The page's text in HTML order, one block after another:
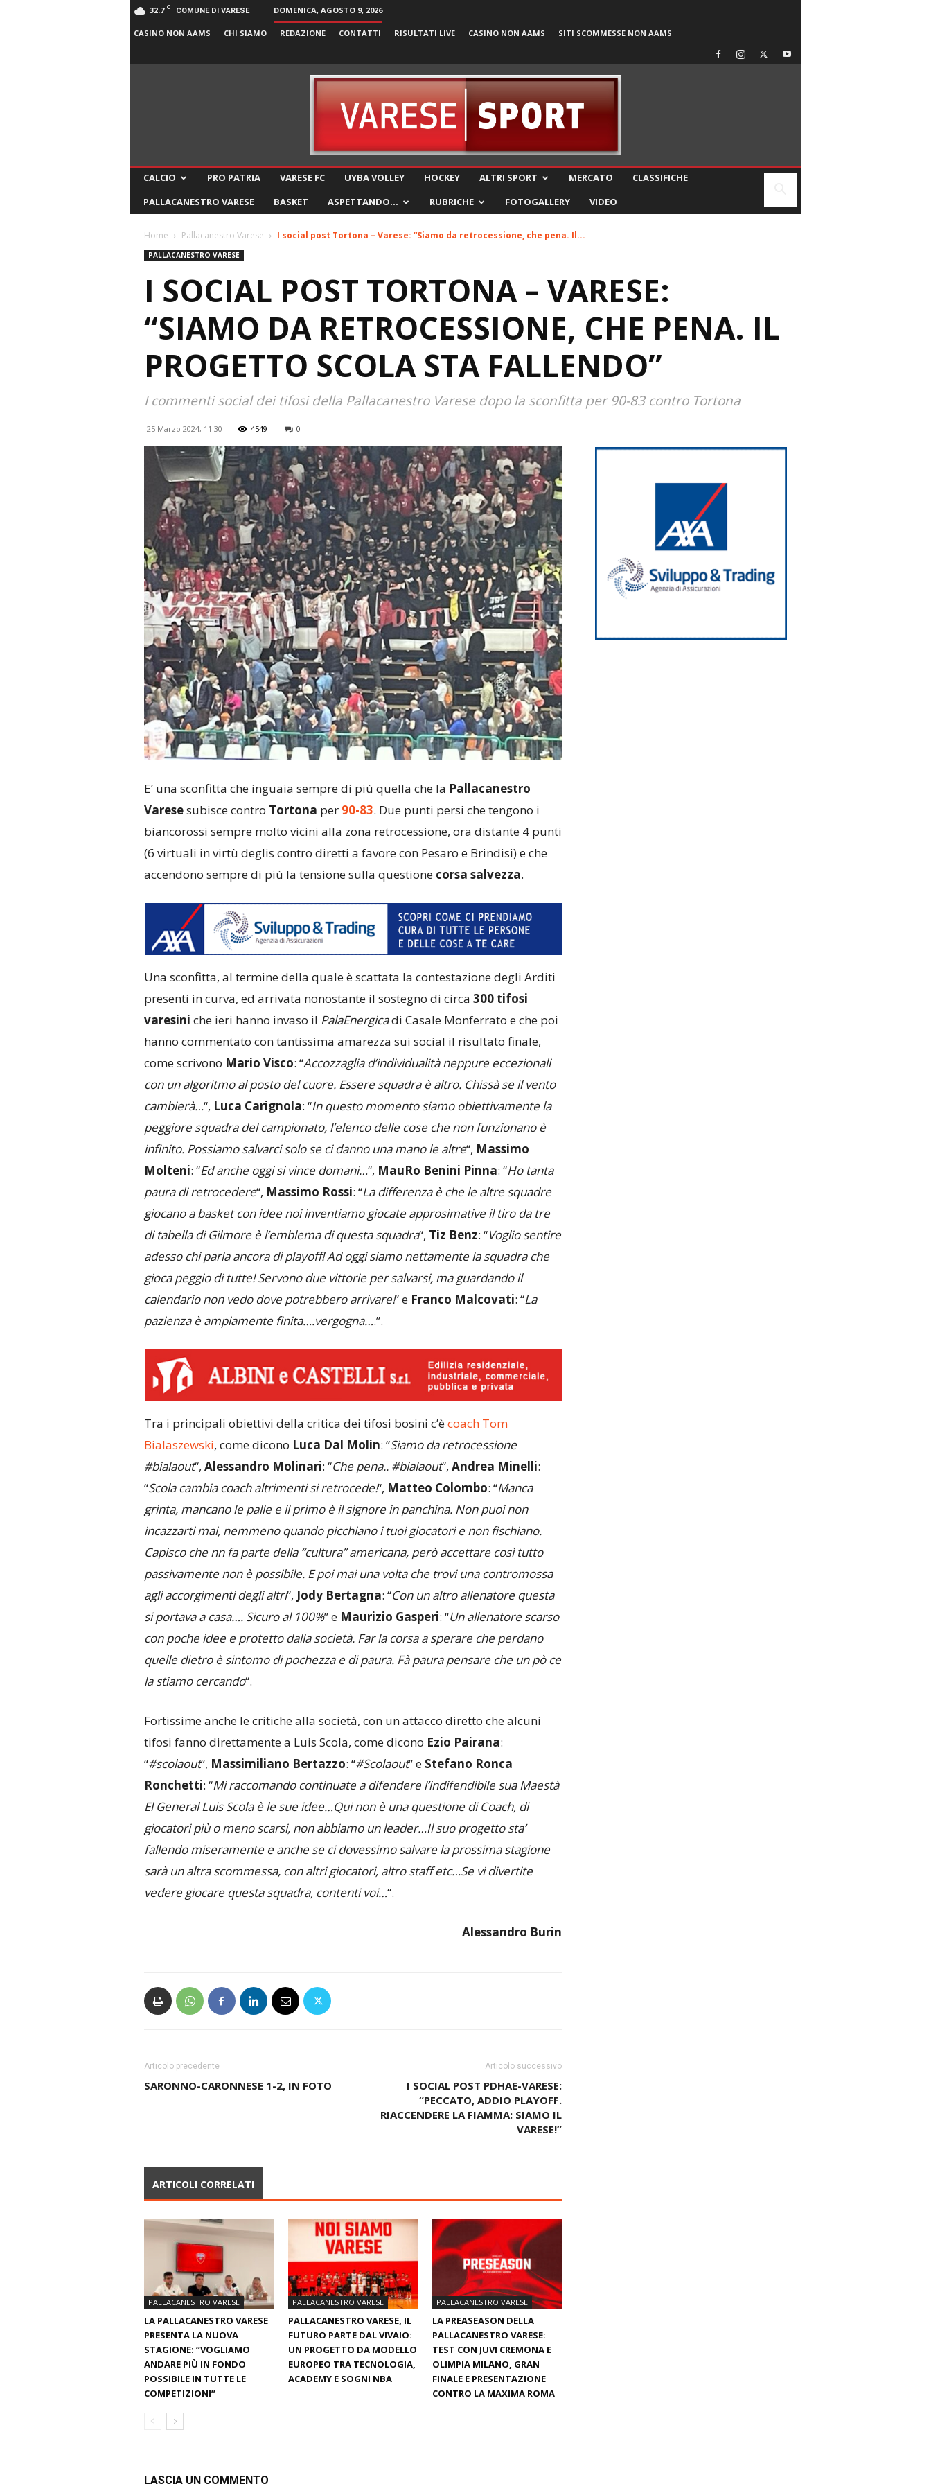
32.7 C COMUNE DI VARESE DOMENICA, AGOSTO 9, 2026
CASINO NON AAMS CHI SIAMO REDAZIONE CONTATTI RISULTATI LIVE CASINO NON AAMS SITI SCOMMESSE NON AAMS
CALCIO PRO PATRIA VARESE FC UYBA VOLLEY HOCKEY ALTRI SPORT MERCATO
CLASSIFICHE
PALLACANESTRO VARESE
BASKET ASPETTANDO… RUBRICHE FOTOGALLERY VIDEO
Home Pallacanestro Varese I social post Tortona – Varese: “Siamo da retrocessione, che pena. Il...
PALLACANESTRO VARESE
I SOCIAL POST TORTONA – VARESE:
“SIAMO DA RETROCESSIONE, CHE PENA. IL
PROGETTO SCOLA STA FALLENDO”
I commenti social dei tifosi della Pallacanestro Varese dopo la sconfitta per 90-83 contro Tortona
25 Marzo 2024, 11:30 4549 0
E’ una sconfitta che inguaia sempre di più quella che la Pallacanestro
Varesesubisce contro Tortona per 90-83. Due punti persi che tengono i
biancorossi sempre molto vicini alla zona retrocessione, ora distante 4 punti
(6 virtuali in virtù deglis contro diretti a favore con Pesaro e Brindisi) e che
accendono sempre di più la tensione sulla questione corsa salvezza.
Una sconfitta, al termine della quale è scattata la contestazione degli Arditi
presenti in curva, ed arrivata nonostante il sostegno di circa 300 tifosi
varesini che ieri hanno invaso il PalaEnergicadi Casale Monferrato e che poi
hanno commentato con tantissima amarezza sui social il risultato finale,
come scrivono Mario Visco: “Accozzaglia d’individualità neppure eccezionali
con un algoritmo al posto del cuore. Essere squadra è altro. Chissà se il vento
cambierà…“, Luca Carignola: “In questo momento siamo obiettivamente la
peggiore squadra del campionato, l’elenco delle cose che non funzionano è
infinito. Possiamo salvarci solo se ci danno una mano le altre“, Massimo
Molteni: “Ed anche oggi si vince domani…“, MauRo Benini Pinna: “Ho tanta
paura di retrocedere“, Massimo Rossi: “La differenza è che le altre squadre
giocano a basket con idee noi inventiamo giocate approsimative il tiro da tre
di tabella di Gilmore è l’emblema di questa squadra“, Tiz Benz: “Voglio sentire
adesso chi parla ancora di playoff! Ad oggi siamo nettamente la squadra che
gioca peggio di tutte! Servono due vittorie per salvarsi, ma guardando il
calendario non vedo dove potrebbero arrivare!” e Franco Malcovati: “La
pazienza è ampiamente finita….vergogna….”.
Tra i principali obiettivi della critica dei tifosi bosini c’ècoach Tom
Bialaszewski, come dicono Luca Dal Molin: “Siamo da retrocessione
#bialaout“, Alessandro Molinari: “Che pena.. #bialaout“, Andrea Minelli:
“Scola cambia coach altrimenti si retrocede!“, Matteo Colombo: “Manca
grinta, mancano le palle e il primo è il signore in panchina. Non puoi non
incazzarti mai, nemmeno quando picchiano i tuoi giocatori e non fischiano.
Capisco che nn fa parte della “cultura” americana, però accettare così tutto
passivamente non è possibile. E poi mai una volta che trovi una contromossa
agli accorgimenti degli altri“, Jody Bertagna: “Con un altro allenatore questa
si portava a casa…. Sicuro al 100%” e Maurizio Gasperi: “Un allenatore scarso
con poche idee e protetto dalla società. Far la corsa a sperare che perdano
quelle dietro è sintomo di pochezza e di paura. Fà paura pensare che un pò ce
la stiamo cercando“.
Fortissime anche le critiche alla società, con un attacco diretto che alcuni
tifosi fanno direttamente a Luis Scola, come dicono Ezio Pairana:
“#scolaout“, Massimiliano Bertazzo: “#Scolaout” e Stefano Ronca
Ronchetti: “Mi raccomando continuate a difendere l’indifendibile sua Maestà
El General Luis Scola è le sue idee…Qui non è una questione di Coach, di
giocatori più o meno scarsi, non abbiamo un leader…Il suo progetto sta’
fallendo miseramente e anche se ci dovessimo salvare la prossima stagione
sarà un altra scommessa, con altri giocatori, altro staff etc…Se vi divertite
vedere giocare questa squadra, contenti voi…“.
Alessandro Burin
Articolo precedente
SARONNO-CARONNESE 1-2, IN FOTO
Articolo successivo
I SOCIAL POST PDHAE-VARESE:
“PECCATO, ADDIO PLAYOFF.
RIACCENDERE LA FIAMMA: SIAMO IL
VARESE!”
ARTICOLI CORRELATI
PALLACANESTRO VARESE
LA PALLACANESTRO VARESE
PRESENTA LA NUOVA
STAGIONE: “VOGLIAMO
ANDARE PIÙ IN FONDO
POSSIBILE IN TUTTE LE
COMPETIZIONI”
PALLACANESTRO VARESE
PALLACANESTRO VARESE, IL
FUTURO PARTE DAL VIVAIO:
UN PROGETTO DA MODELLO
EUROPEO TRA TECNOLOGIA,
ACADEMY E SOGNI NBA
PALLACANESTRO VARESE
LA PREASEASON DELLA
PALLACANESTRO VARESE:
TEST CON JUVI CREMONA E
OLIMPIA MILANO, GRAN
FINALE E PRESENTAZIONE
CONTRO LA MAXIMA ROMA
LASCIA UN COMMENTO